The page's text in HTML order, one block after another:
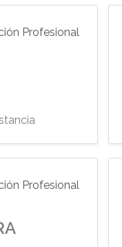
Profesional
Profesional